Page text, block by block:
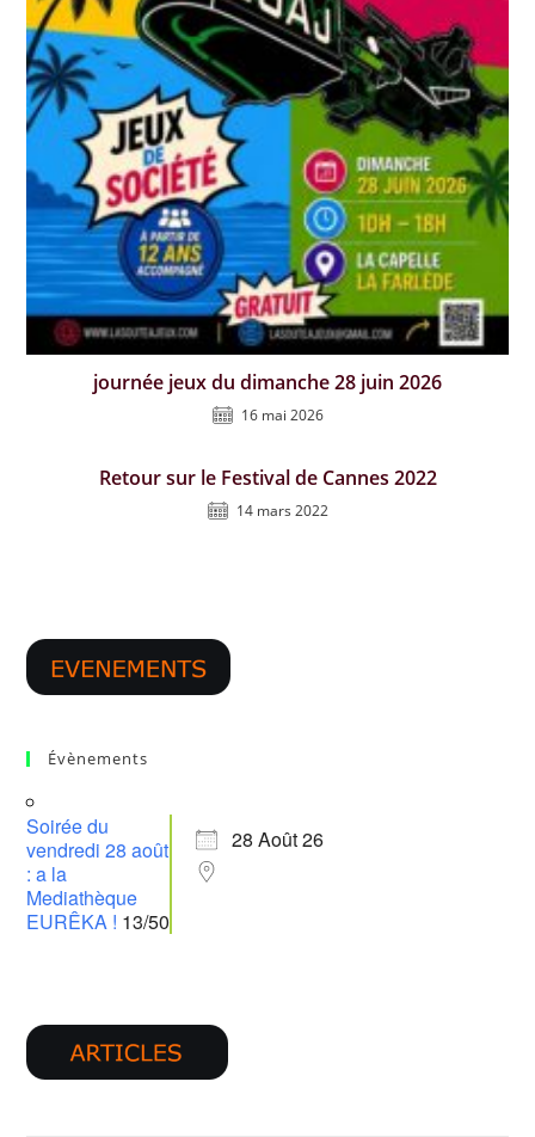
journée jeux du dimanche 28 juin 2026
16 mai 2026
Retour sur le Festival de Cannes 2022
14 mars 2022
Évènements
Soirée du
vendredi 28 août
: a la
Mediathèque
EURÊKA ! 13/50
28 Août 26